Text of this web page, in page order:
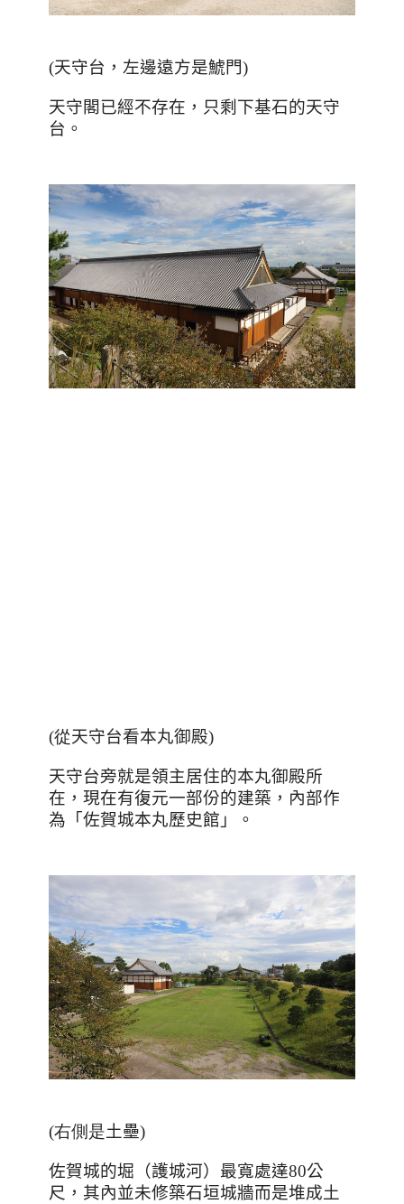
(天守台，左邊遠方是鯱門)
天守閣已經不存在，只剩下基石的天守
台。
(從天守台看本丸御殿)
天守台旁就是領主居住的本丸御殿所
在，現在有復元一部份的建築，內部作
為「佐賀城本丸歷史館」。
(右側是土壘)
佐賀城的堀（護城河）最寬處達80公
尺，其內並未修築石垣城牆而是堆成土